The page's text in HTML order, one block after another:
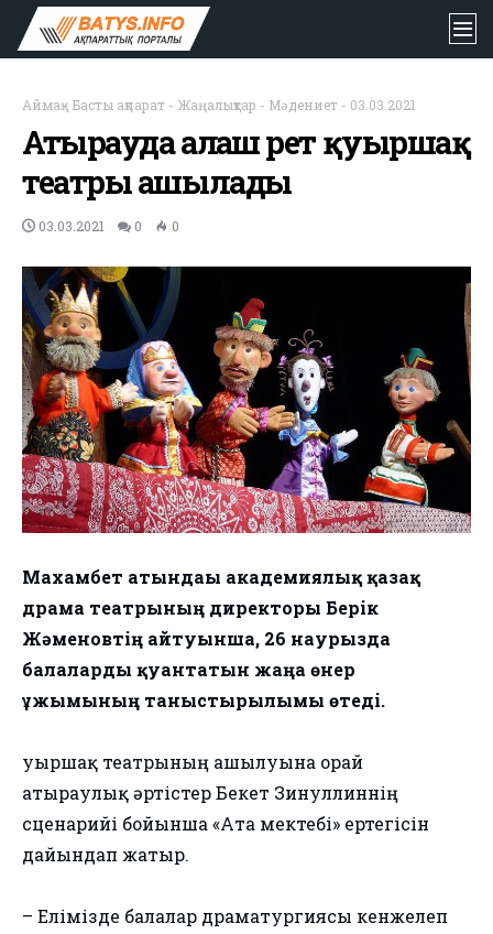
Аймақ- Басты ақпарат - Жаңалықтар - Мәдениет - 03.03.2021
Атырауда алғаш рет қуыршақ
театры ашылады
03.03.2021 0 0
Махамбет атындағы академиялық қазақ
драма театрының директоры Берік
Жәменовтің айтуынша, 26 наурызда
балаларды қуантатын жаңа өнер
ұжымының таныстырылымы өтеді.
Қуыршақ театрының ашылуына орай
атыраулық әртістер Бекет Зинуллиннің
сценарийі бойынша «Ата мектебі» ертегісін
дайындап жатыр.
– Елімізде балалар драматургиясы кенжелеп